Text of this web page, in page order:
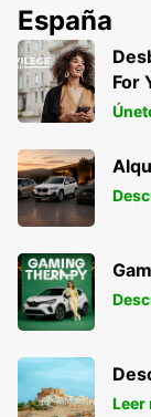
España
For
Leer